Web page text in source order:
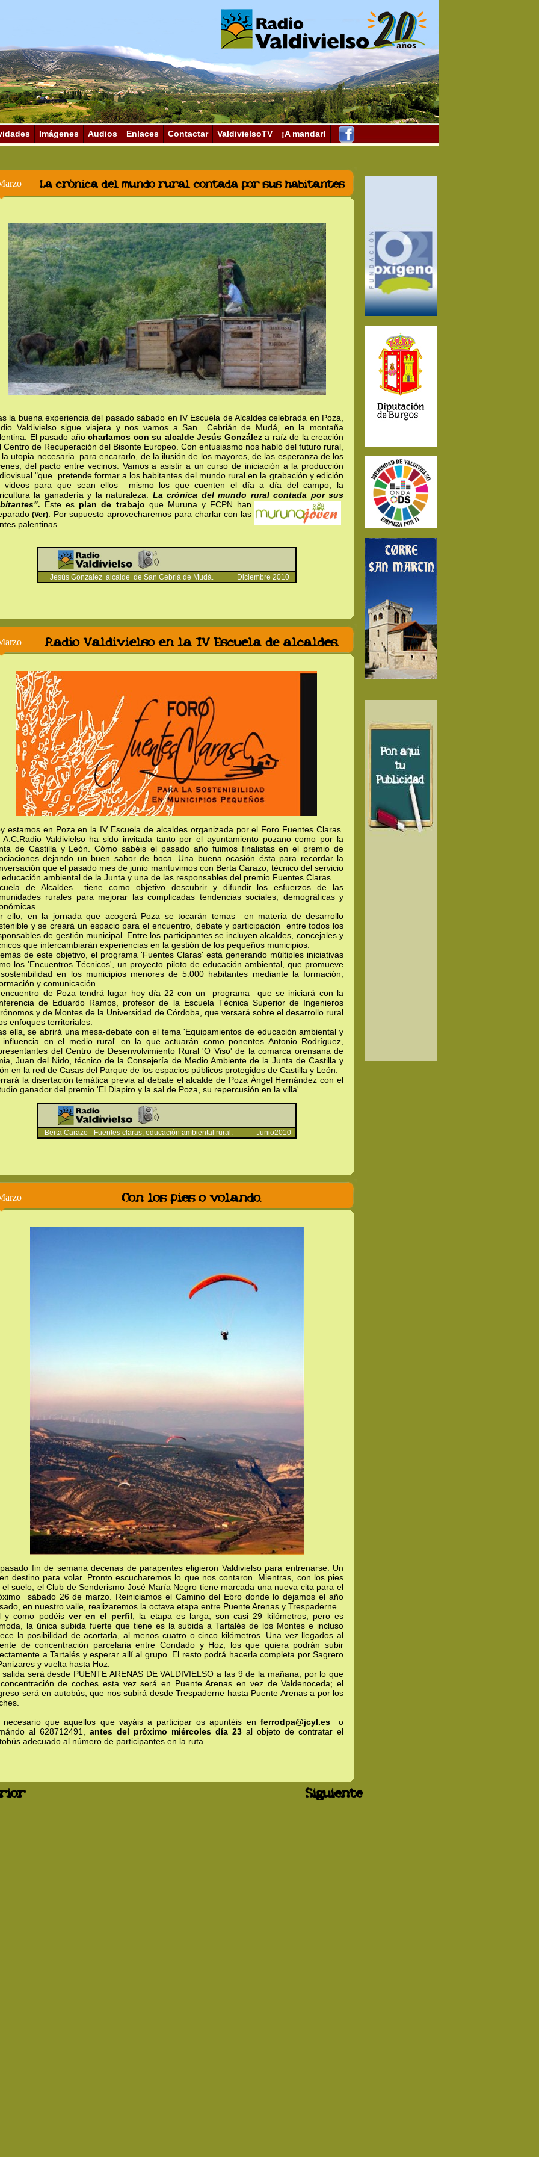
Imágenes Audios Enlaces Contactar ValdivielsoTV ¡A mandar!
La crónica del mundo rural contada por sus habitantes
la buena experiencia del pasado sábado en IV Escuela de Alcaldes celebrada en Poza,
Valdivielso sigue viajera y nos vamos a San Cebrián de Mudá, en la montaña
El pasado año charlamos con su alcalde Jesús Gonzáleza raíz de la creación
Centro de Recuperación del Bisonte Europeo. Con entusiasmo nos habló del futuro rural,
la utopia necesaria para encararlo, de la ilusión de los mayores, de las esperanza de los
del pacto entre vecinos. Vamos a asistir a un curso de iniciación a la producción
"que pretende formar a los habitantes del mundo rural en la grabación y edición
videos para que sean ellos mismo los que cuenten el día a día del campo, la
la ganadería y la naturaleza. La crónica del mundo rural contada por sus
Este es plan de trabajo que Muruna y FCPN han
(Ver). Por supuesto aprovecharemos para charlar con las
palentinas.
Jesús Gonzalez alcalde de San Cebriá de Mudá. Diciembre 2010
Radio Valdivielso en la IV Escuela de alcaldes.
estamos en Poza en la IV Escuela de alcaldes organizada por el Foro Fuentes Claras.
A.C.Radio Valdivielso ha sido invitada tanto por el ayuntamiento pozano como por la
de Castilla y León. Cómo sabéis el pasado año fuimos finalistas en el premio de
dejando un buen sabor de boca. Una buena ocasión ésta para recordar la
que el pasado mes de junio mantuvimos con Berta Carazo, técnico del servicio
educación ambiental de la Junta y una de las responsables del premio Fuentes Claras.
de Alcaldes tiene como objetivo descubrir y difundir los esfuerzos de las
rurales para mejorar las complicadas tendencias sociales, demográficas y
ello, en la jornada que acogerá Poza se tocarán temas en materia de desarrollo
y se creará un espacio para el encuentro, debate y participación entre todos los
de gestión municipal. Entre los participantes se incluyen alcaldes, concejales y
que intercambiarán experiencias en la gestión de los pequeños municipios.
de este objetivo, el programa 'Fuentes Claras' está generando múltiples iniciativas
los 'Encuentros Técnicos', un proyecto piloto de educación ambiental, que promueve
en los municipios menores de 5.000 habitantes mediante la formación,
y comunicación.
de Poza tendrá lugar hoy día 22 con un programa que se iniciará con la
de Eduardo Ramos, profesor de la Escuela Técnica Superior de Ingenieros
y de Montes de la Universidad de Córdoba, que versará sobre el desarrollo rural
enfoques territoriales.
ella, se abrirá una mesa-debate con el tema 'Equipamientos de educación ambiental y
influencia en el medio rural' en la que actuarán como ponentes Antonio Rodríguez,
del Centro de Desenvolvimiento Rural 'O Viso' de la comarca orensana de
Juan del Nido, técnico de la Consejería de Medio Ambiente de la Junta de Castilla y
en la red de Casas del Parque de los espacios públicos protegidos de Castilla y León.
la disertación temática previa al debate el alcalde de Poza Ángel Hernández con el
ganador del premio 'El Diapiro y la sal de Poza, su repercusión en la villa'.
Berta Carazo - Fuentes claras, educación ambiental rural. Junio2010
Con los pies o volando.
fin de semana decenas de parapentes eligieron Valdivielso para entrenarse. Un
destino para volar. Pronto escucharemos lo que nos contaron. Mientras, con los pies
el suelo, el Club de Senderismo José María Negro tiene marcada una nueva cita para el
sábado 26 de marzo. Reiniciamos el Camino del Ebro donde lo dejamos el año
en nuestro valle, realizaremos la octava etapa entre Puente Arenas y Trespaderne.
y como podéis ver en el perfil , la etapa es larga, son casi 29 kilómetros, pero es
la única subida fuerte que tiene es la subida a Tartalés de los Montes e incluso
la posibilidad de acortarla, al menos cuatro o cinco kilómetros. Una vez llegados al
de concentración parcelaria entre Condado y Hoz, los que quiera podrán subir
a Tartalés y esperar allí al grupo. El resto podrá hacerla completa por Sagrero
y vuelta hasta Hoz.
salida será desde PUENTE ARENAS DE VALDIVIELSO a las 9 de la mañana, por lo que
de coches esta vez será en Puente Arenas en vez de Valdenoceda; el
será en autobús, que nos subirá desde Trespaderne hasta Puente Arenas a por los
necesario que aquellos que vayáis a participar os apuntéis en ferrodpa@jcyl.eso
al 628712491, antes del próximo miércoles día 23 al objeto de contratar el
adecuado al número de participantes en la ruta.
Siguiente